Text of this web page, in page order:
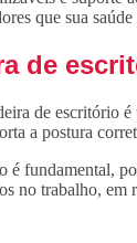
que sua
de
de escritório
a postura
é fundamental,
no trabalho, em